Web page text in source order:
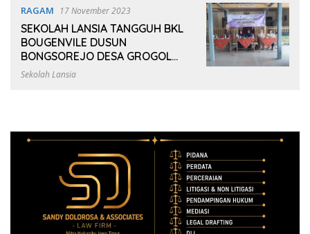
RAGAM 17 November 2023
SEKOLAH LANSIA TANGGUH BKL
BOUGENVILE DUSUN
BONGSOREJO DESA GROGOL
KECAMATAN DIWEK MENJADI
Sekolah Lansia